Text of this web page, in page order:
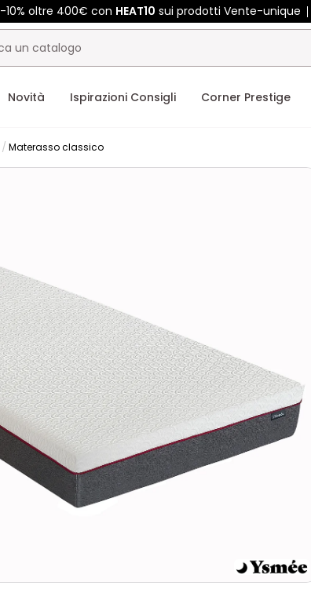
-10% oltre 400€ con HEAT10 sui prodotti Vente-unique
Novità Ispirazioni Consigli Corner Prestige
Materasso classico